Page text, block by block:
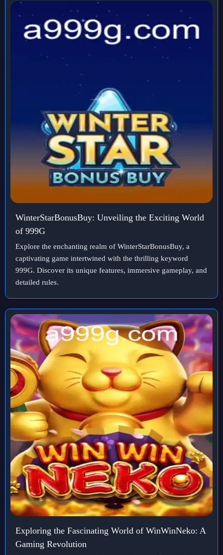
WinterStarBonusBuy: Unveiling the Exciting World
of 999G
Explore the enchanting realm of WinterStarBonusBuy, a
captivating game intertwined with the thrilling keyword
999G. Discover its unique features, immersive gameplay, and
detailed rules.
Exploring the Fascinating World of WinWinNeko: A
Gaming Revolution